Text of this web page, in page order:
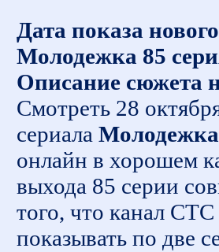
Дата показа
Молодежка 85
Описание сюжета
Смотреть 28
сериала Молодежка
онлайн в хорошем
выхода 85 серии
того, что канал
показывать по две